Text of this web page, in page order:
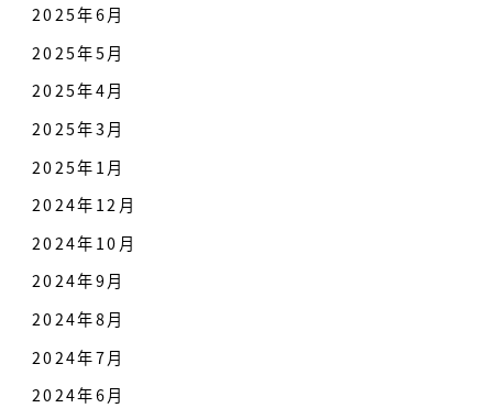
2025年6月
2025年5月
2025年4月
2025年3月
2025年1月
2024年12月
2024年10月
2024年9月
2024年8月
2024年7月
2024年6月